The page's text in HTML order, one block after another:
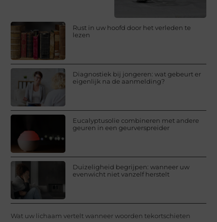
Rust in uw hoofd door het verleden te
lezen
Diagnostiek bij jongeren: wat gebeurt er
eigenlijk na de aanmelding?
Eucalyptusolie combineren met andere
geuren in een geurverspreider
Duizeligheid begrijpen: wanneer uw
evenwicht niet vanzelf herstelt
Wat uw lichaam vertelt wanneer woorden tekortschieten